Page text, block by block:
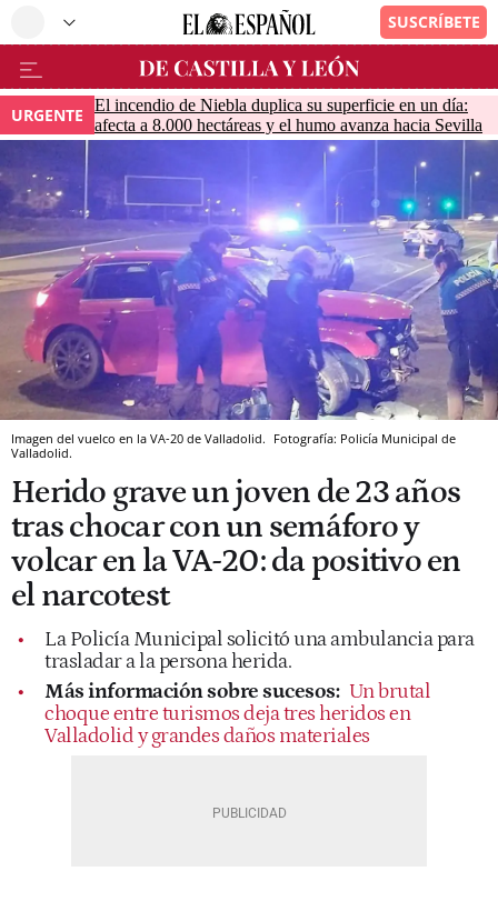
URGENTE
El incendio de Niebla duplica su superficie en un día:
afecta a 8.000 hectáreas y el humo avanza hacia Sevilla
Imagen del vuelco en la VA-20 de Valladolid. Fotografía: Policía Municipal de
Valladolid.
Herido grave un joven de 23 años
tras chocar con un semáforo y
volcar en la VA-20: da positivo en
el narcotest
La Policía Municipal solicitó una ambulancia para
trasladar a la persona herida.
Más información sobre sucesos: Un brutal
choque entre turismos deja tres heridos en
Valladolid y grandes daños materiales